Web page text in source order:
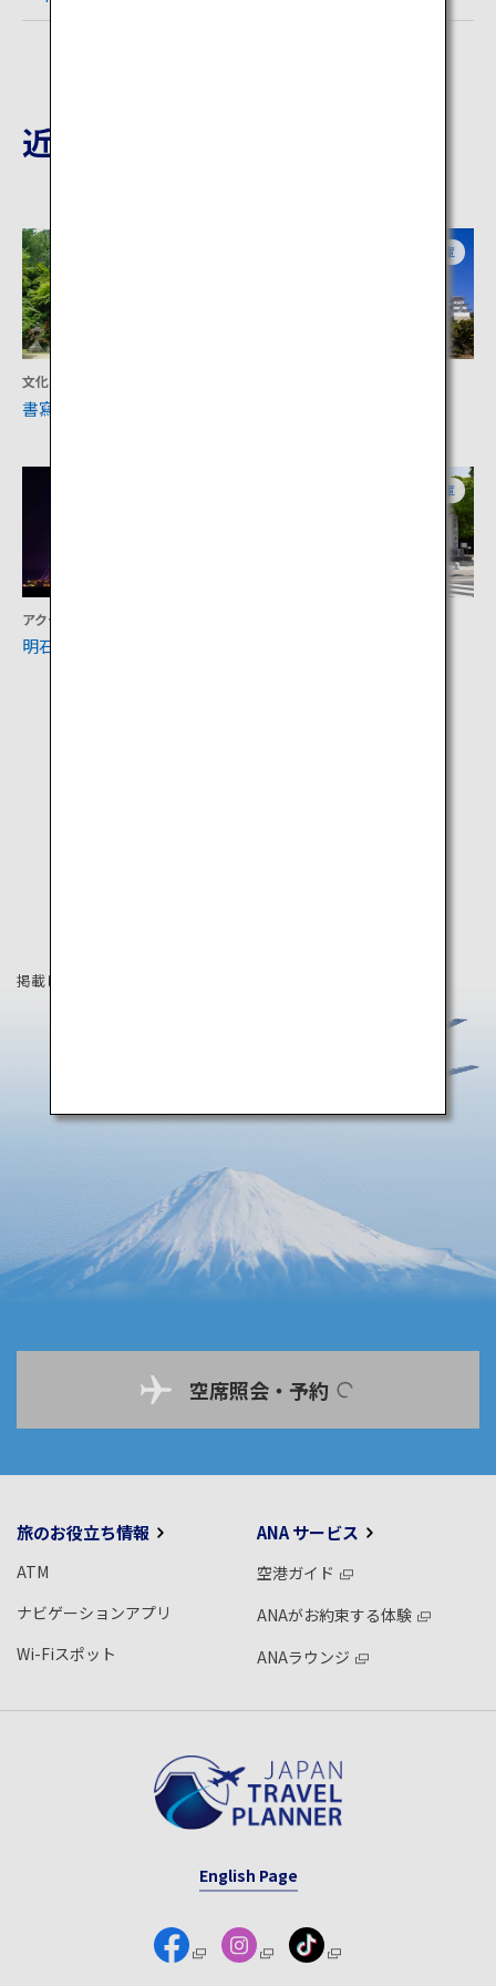
近隣の観光地
文化
書寫山 圓教寺
兵庫
アクティビティ
明石海峡大橋
兵庫
掲載している情報は2025年4月時点の情報です。
空席照会・予約
旅のお役立ち情報
ATM
ナビゲーションアプリ
Wi-Fiスポット
ANA サービス
空港ガイド
ANAがお約束する体験
ANAラウンジ
English Page